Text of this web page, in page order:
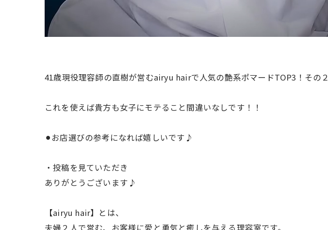
41歳現役理容師の直樹が営むairyu hairで人気の艶系ポマードTOP3！その２
これを使えば貴方も女子にモテること間違いなしです！！
⚫︎お店選びの参考になれば嬉しいです♪
・投稿を見ていただき
ありがとうございます♪
【airyu hair】とは、
夫婦２人で営む、お客様に愛と勇気と癒しを与える理容室です。